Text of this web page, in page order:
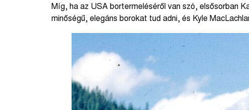
Míg, ha az USA bortermeléséről van szó, elsősorban
minőségű, elegáns borokat tud adni, és Kyle